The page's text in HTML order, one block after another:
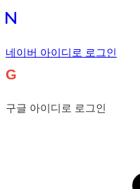
네이버 아이디로 로그인
G
구글 아이디로 로그인